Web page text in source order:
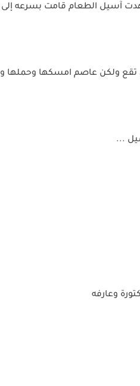
آسيل الطعام قامت بسرعه إلى
تقع ولكن عاصم امسكها وحملها
...
وعارفه